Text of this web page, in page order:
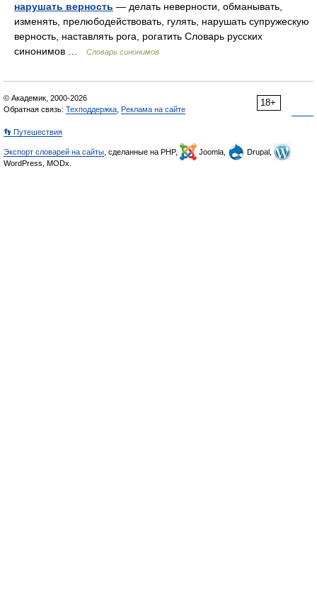
нарушать верность — делать неверности, обманывать,
изменять, прелюбодействовать, гулять, нарушать супружескую
верность, наставлять рога, рогатить Словарь русских
синонимов …
Словарь синонимов
18+
© Академик, 2000-2026
Обратная связь: Техподдержка Реклама на сайте
👣 Путешествия
Экспорт словарей на сайты , сделанные на PHP, Joomla,
Drupal,
WordPress, MODx.